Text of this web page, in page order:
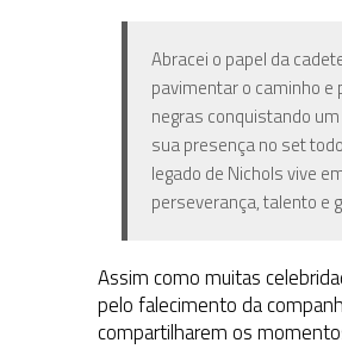
Abracei o papel da
pavimentar o caminho
negras conquistando
sua presença no set
legado de Nichols vive
perseverança, talento e
Assim como muitas
pelo falecimento da
compartilharem os